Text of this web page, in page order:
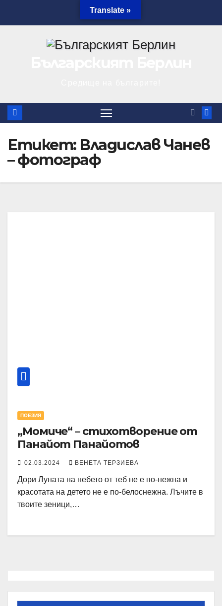
10.08.2026
Етикет: Владислав Чанев
– фотограф
ПОЕЗИЯ
„Момиче“ – стихотворение от
Панайот Панайотов
02.03.2024 ВЕНЕТА ТЕРЗИЕВА
Дори Луната на небето от теб не е по-нежна и
красотата на детето не е по-белоснежна. Лъчите в
твоите зеници,…
Translate »